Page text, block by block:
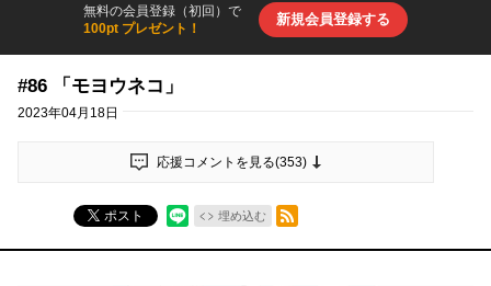
無料の会員登録（初回）で
100pt プレゼント！
新規会員登録する
#86 「モヨウネコ」
2023年04月18日
応援コメントを見る(353)
ポスト 埋め込む
RSSフィード